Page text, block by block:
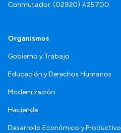
Conmutador: (02920) 425700
Organismos
Gobierno y Trabajo
Educación y Derechos Humanos
Modernización
Hacienda
Desarrollo Económico y Productivo